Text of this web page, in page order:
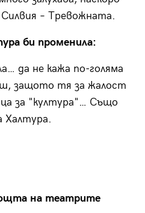
– Тревожната.
би променила:
да не кажа по-голяма
защото тя за жалост
за "култура"… Също
Халтура.
на театрите